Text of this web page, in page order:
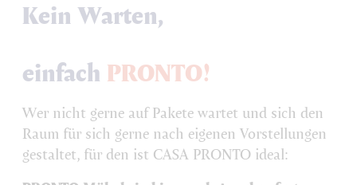
Kein Warten,
einfach PRONTO!
Wer nicht gerne auf Pakete wartet und sich den
Raum für sich gerne nach eigenen Vorstellungen
gestaltet, für den ist CASA PRONTO ideal: